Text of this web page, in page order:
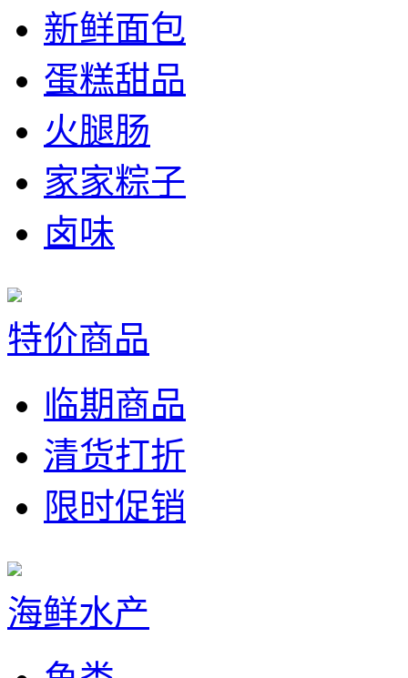
新鲜面包
蛋糕甜品
火腿肠
家家粽子
卤味
特价商品
临期商品
清货打折
限时促销
海鲜水产